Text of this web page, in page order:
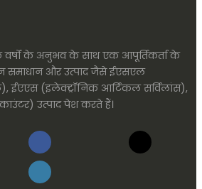
वर्षों के अनुभव के साथ एक आपूर्तिकर्ता के
समाधान और उत्पाद जैसे ईएसएल
(इलेक्ट्रॉनिक आर्टिकल सर्विलांस),
उत्पाद पेश करते हैं।